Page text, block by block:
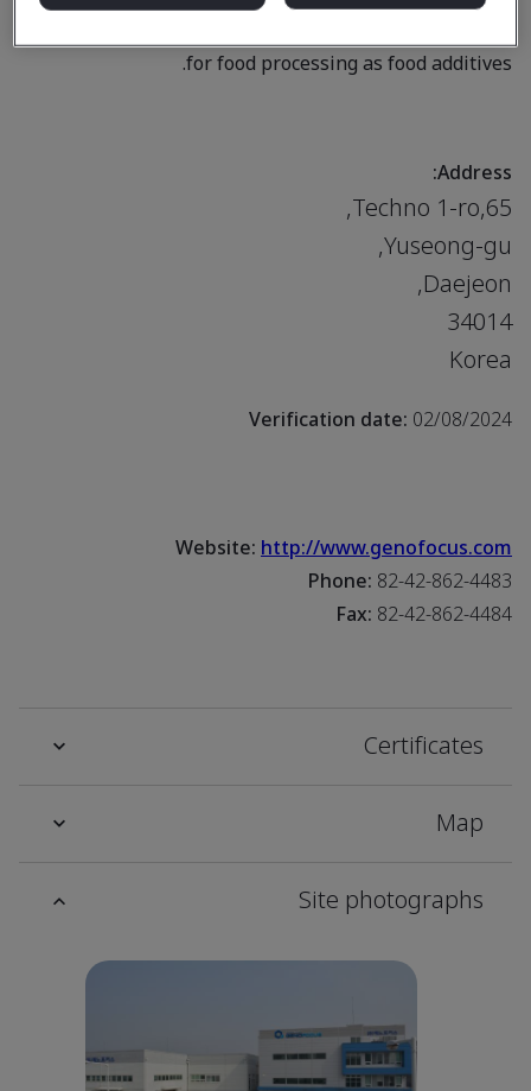
for food processing as food additives.
Address:
65,Techno 1-ro,
Yuseong-gu,
Daejeon,
34014
Korea
Verification date:02/08/2024
Website:http://www.genofocus.com
Phone:82-42-862-4483
Fax:82-42-862-4484
Certificates
Map
Site photographs